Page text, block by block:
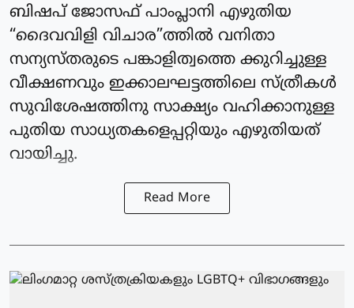
ബിഷപ് ജോസഫ് പാംപ്ലാനി എഴുതിയ
“ദൈവവിളി വിചാര”ത്തിൽ വനിതാ
സന്യസ്തരുടെ പങ്കാളിത്വത്തെ ക്കുറിച്ചുള്ള
വീക്ഷണവും ഇക്കാലഘട്ടത്തിലെ സ്ത്രീകൾ
സുവിശേഷത്തിനു സാക്ഷ്യം വഹിക്കാനുള്ള
പുതിയ സാധ്യതകളെപ്പറ്റിയും എഴുതിയത്
വായിച്ചു.
Read More